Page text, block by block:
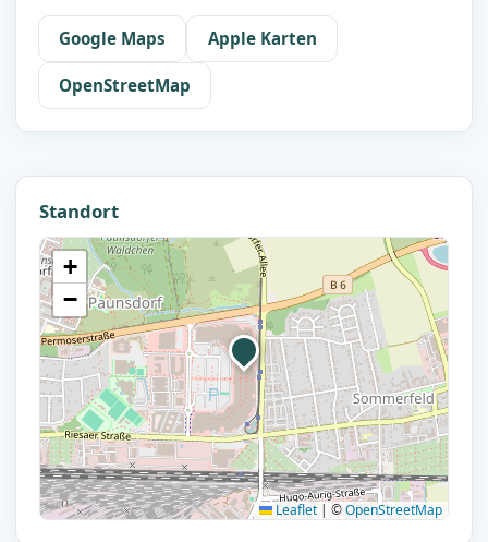
Google Maps Apple Karten
OpenStreetMap
Standort
+
−
Leaflet | ©OpenStreetMap